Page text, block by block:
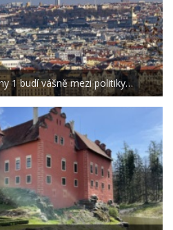
1 budí vášně mezi politiky…